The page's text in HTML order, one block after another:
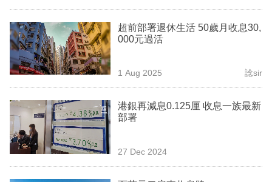
商
業
科
技
職
場
生
超前部署退休生活 50歲月收息30,
000元過活
1 Aug 2025 諗sir
港銀再減息0.125厘 收息一族最新
部署
27 Dec 2024